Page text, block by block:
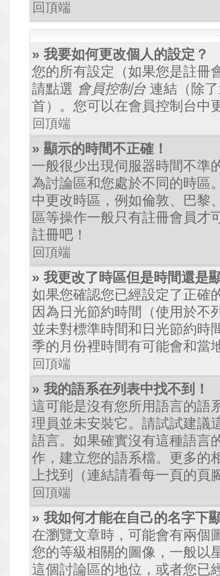
回頂端
» 我要如何更改個人的設定？
您的所有設定（如果您是註冊
請點選 會員控制台 連結（除
首）。您可以在會員控制台中
回頂端
» 顯示的時間不正確！
一般很少出現伺服器時間不準
為討論區和您處於不同的時區
中更改時區，例如倫敦、巴黎
區等操作一般只有註冊會員才
註冊吧！
回頂端
» 我更改了時區但是時間還是
如果您確認您已經設定了正確
因為日光節約時間（使用於不
並未對標準時間和日光節約時
季的月份裡時間有可能會和當
回頂端
» 我的語系在列表中找不到！
這可能是沒有您所用語言的語
理員並未安裝它。請試試建議
語言。如果確實沒有這種語言
作，建立您的語系檔。更多的
上找到（連結請看每一頁的頁
回頂端
» 我如何才能在自己的名字下
在瀏覽文章時，可能會有兩個
您的等級相關的圖像，一般以
這個討論區的地位，或者您已